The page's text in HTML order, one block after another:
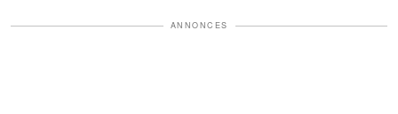
ANNONCES